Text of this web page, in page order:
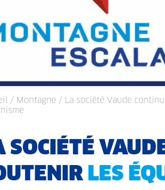
/ Montagne / La société Vaude
SOCIÉTÉ
LES